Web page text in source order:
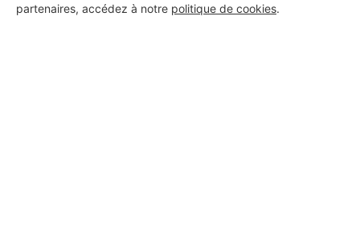
partenaires, accédez à notre politique de cookies.